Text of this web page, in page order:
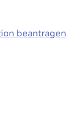
beantragen